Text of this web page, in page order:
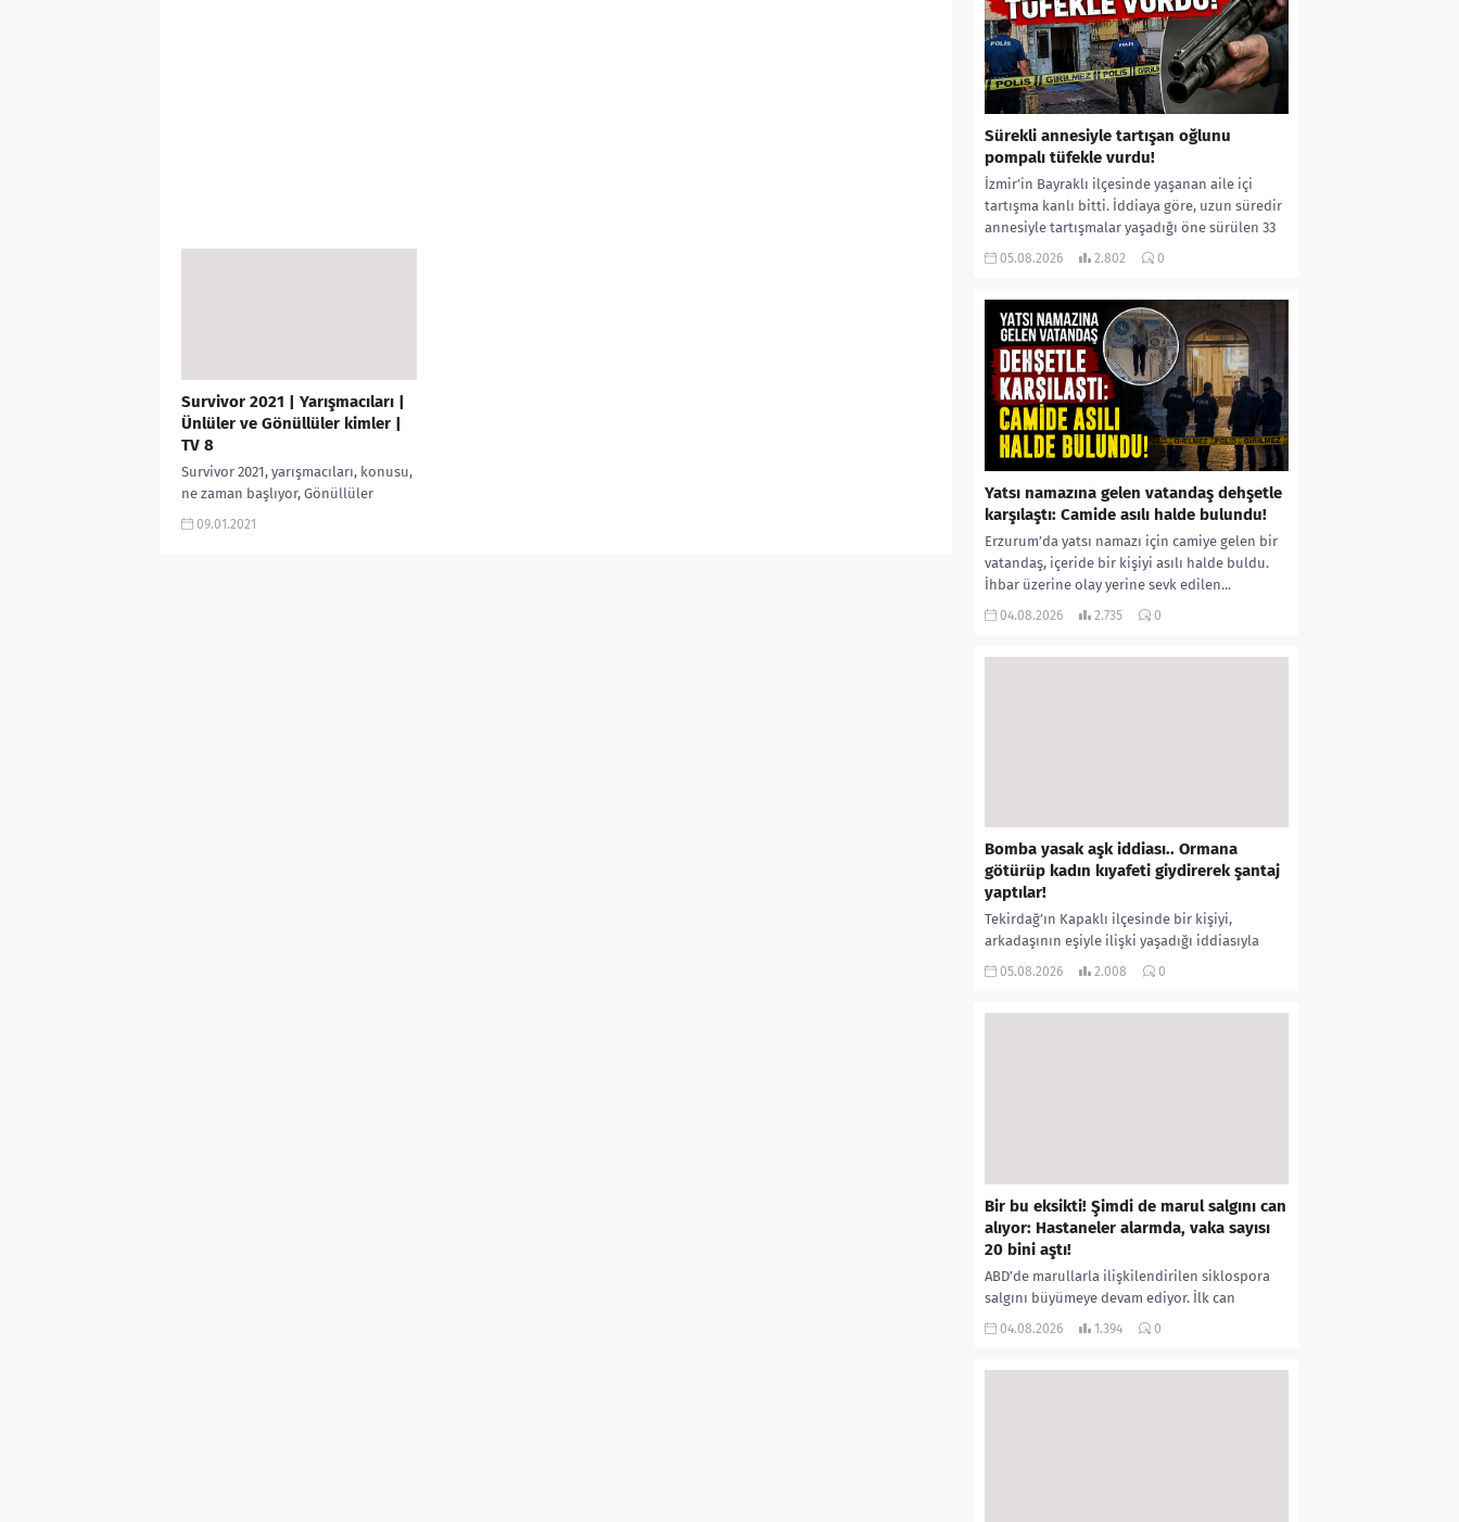
Survivor 2021 | Yarışmacıları |
Ünlüler ve Gönüllüler kimler |
TV 8
Survivor 2021, yarışmacıları, konusu,
ne zaman başlıyor, Gönüllüler
takımı, ünlüler takımı, nerede
09.01.2021
Sürekli annesiyle tartışan oğlunu
pompalı tüfekle vurdu!
İzmir’in Bayraklı ilçesinde yaşanan aile içi
tartışma kanlı bitti. İddiaya göre, uzun süredir
annesiyle tartışmalar yaşadığı öne sürülen 33
yaşındaki...
05.08.2026 2.802 0
Yatsı namazına gelen vatandaş dehşetle
karşılaştı: Camide asılı halde bulundu!
Erzurum’da yatsı namazı için camiye gelen bir
vatandaş, içeride bir kişiyi asılı halde buldu.
İhbar üzerine olay yerine sevk edilen...
04.08.2026 2.735 0
Bomba yasak aşk iddiası.. Ormana
götürüp kadın kıyafeti giydirerek şantaj
yaptılar!
Tekirdağ’ın Kapaklı ilçesinde bir kişiyi,
arkadaşının eşiyle ilişki yaşadığı iddiasıyla
ormanlık alana götürerek zorla kadın
05.08.2026 2.008 0
Bir bu eksikti! Şimdi de marul salgını can
alıyor: Hastaneler alarmda, vaka sayısı
20 bini aştı!
ABD’de marullarla ilişkilendirilen siklospora
salgını büyümeye devam ediyor. İlk can
kayıplarının yaşandığı salgında vaka sayısının
04.08.2026 1.394 0